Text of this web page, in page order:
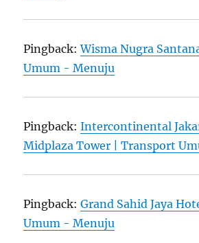
Pingback:Wisma Nugra
Umum - Menuju
Pingback:Intercontinental
Midplaza Tower | Transport
Pingback:Grand Sahid Jaya
Umum - Menuju